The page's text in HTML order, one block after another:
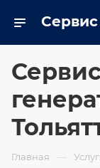
Главная —